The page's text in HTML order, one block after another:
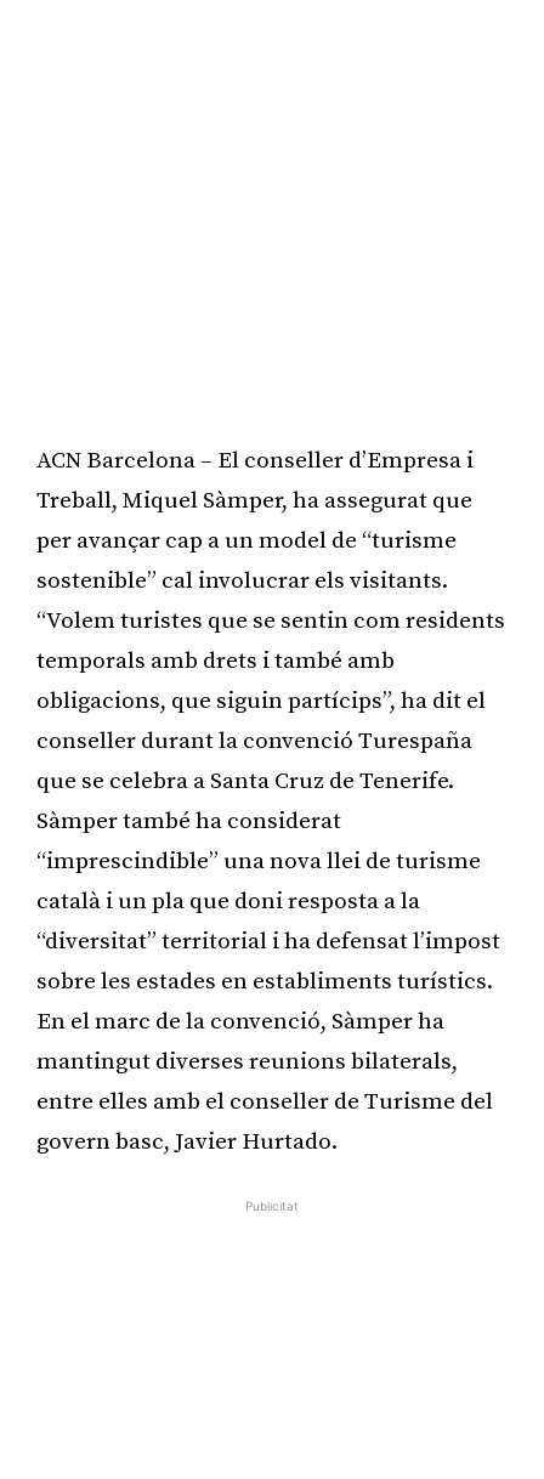
ACN Barcelona – El conseller d’Empresa i
Treball, Miquel Sàmper, ha assegurat que
per avançar cap a un model de “turisme
sostenible” cal involucrar els visitants.
“Volem turistes que se sentin com residents
temporals amb drets i també amb
obligacions, que siguin partícips”, ha dit el
conseller durant la convenció Turespaña
que se celebra a Santa Cruz de Tenerife.
Sàmper també ha considerat
“imprescindible” una nova llei de turisme
català i un pla que doni resposta a la
“diversitat” territorial i ha defensat l’impost
sobre les estades en establiments turístics.
En el marc de la convenció, Sàmper ha
mantingut diverses reunions bilaterals,
entre elles amb el conseller de Turisme del
govern basc, Javier Hurtado.
Publicitat